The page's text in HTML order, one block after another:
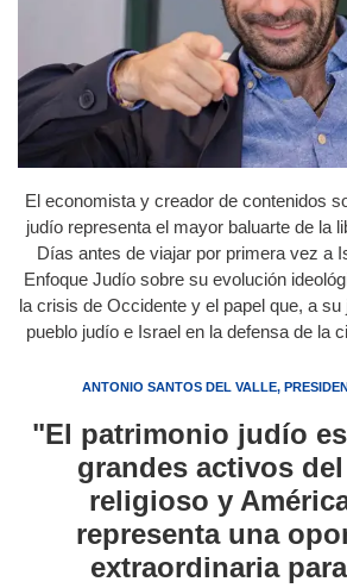
El economista y creador de contenidos
judío representa el mayor baluarte de la
Días antes de viajar por primera vez a
Enfoque Judío sobre su evolución
la crisis de Occidente y el papel que, a
pueblo judío e Israel en la defensa de la
ANTONIO SANTOS DEL VALLE,
"El patrimonio judío
grandes activos
religioso y
representa una
extraordinaria